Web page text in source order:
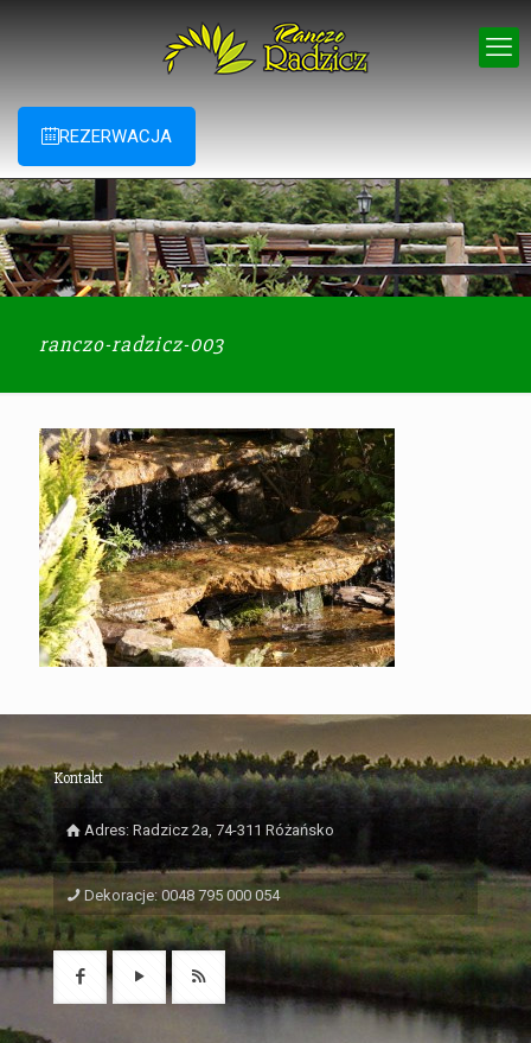
REZERWACJA
ranczo-radzicz-003
Kontakt
Adres: Radzicz 2a, 74-311 Różańsko
Dekoracje: 0048 795 000 054